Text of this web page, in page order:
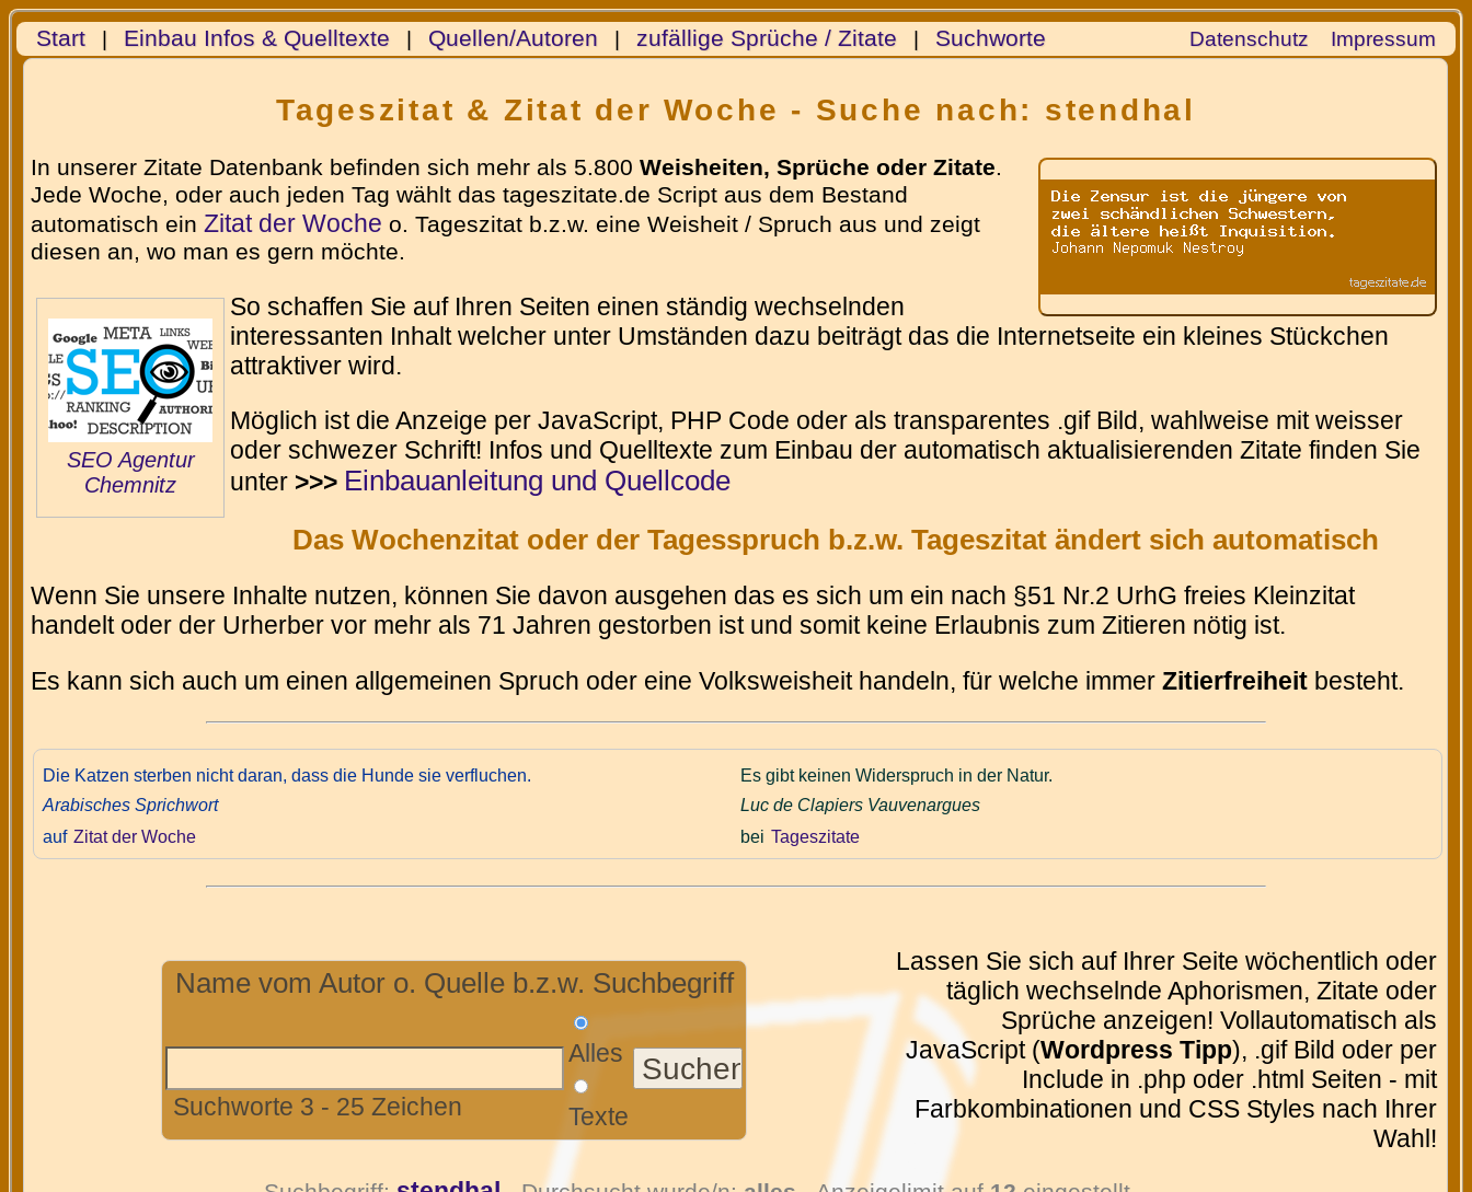
Start| Einbau Infos & Quelltexte | Quellen/Autoren | zufällige Sprüche / Zitate | Suchworte Datenschutz Impressum
Tageszitat & Zitat der Woche - Suche nach: stendhal
In unserer Zitate Datenbank befinden sich mehr als 5.800Weisheiten, Sprüche oder Zitate.
Jede Woche, oder auch jeden Tag wählt das tageszitate.de Script aus dem Bestand
automatisch einZitat der Woche o. Tageszitat b.z.w. eine Weisheit / Spruch aus und zeigt
diesen an, wo man es gern möchte.
SEO Agentur
Chemnitz
So schaffen Sie auf Ihren Seiten einen ständig wechselnden
interessanten Inhalt welcher unter Umständen dazu beiträgt das die Internetseite ein kleines Stückchen
attraktiver wird.
Möglich ist die Anzeige per JavaScript, PHP Code oder als transparentes .gif Bild, wahlweise mit weisser
oder schwezer Schrift! Infos und Quelltexte zum Einbau der automatisch aktualisierenden Zitate finden Sie
unter >>> Einbauanleitung und Quellcode
Das Wochenzitat oder der Tagesspruch b.z.w. Tageszitat ändert sich automatisch
Wenn Sie unsere Inhalte nutzen, können Sie davon ausgehen das es sich um ein nach §51 Nr.2 UrhG freies Kleinzitat
handelt oder der Urherber vor mehr als 71 Jahren gestorben ist und somit keine Erlaubnis zum Zitieren nötig ist.
Es kann sich auch um einen allgemeinen Spruch oder eine Volksweisheit handeln, für welche immerZitierfreiheit besteht.
Die Katzen sterben nicht daran, dass die Hunde sie verfluchen.
Arabisches Sprichwort
auf Zitat der Woche
Es gibt keinen Widerspruch in der Natur.
Luc de Clapiers Vauvenargues
bei Tageszitate
Name vom Autor o. Quelle b.z.w. Suchbegriff
Suchworte 3 - 25 Zeichen
Alles
Texte
Lassen Sie sich auf Ihrer Seite wöchentlich oder
täglich wechselnde Aphorismen, Zitate oder
Sprüche anzeigen! Vollautomatisch als
JavaScript (Wordpress Tipp), .gif Bild oder per
Include in .php oder .html Seiten - mit
Farbkombinationen und CSS Styles nach Ihrer
Wahl!